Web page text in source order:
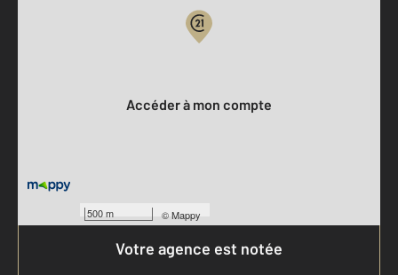
500 m ©Mappy
Accéder à mon compte
Votre agence est notée